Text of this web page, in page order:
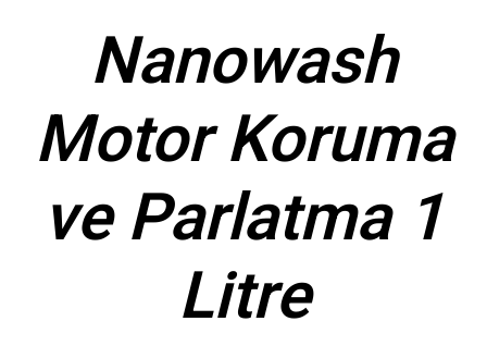
Nanowash
Motor Koruma
ve Parlatma 1
Litre